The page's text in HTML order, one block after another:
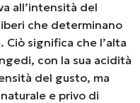
all’intensità del
che determinano
Ciò significa che l’alta
con la sua acidità
del gusto, ma
e privo di